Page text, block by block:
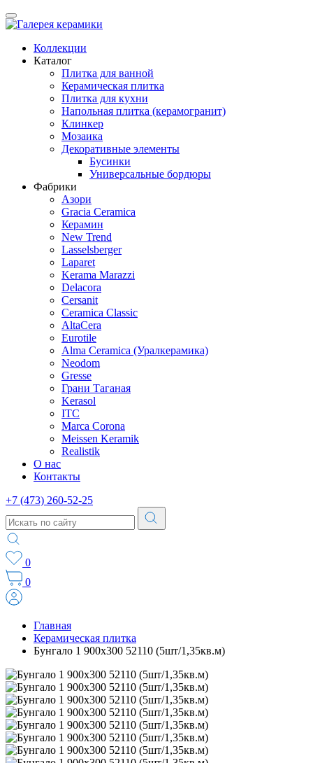
Коллекции
Каталог
Плитка для ванной
Керамическая плитка
Плитка для кухни
Напольная плитка (керамогранит)
Клинкер
Мозаика
Декоративные элементы
Бусинки
Универсальные бордюры
Фабрики
Азори
Gracia Ceramica
Керамин
New Trend
Lasselsberger
Laparet
Kerama Marazzi
Delacora
Cersanit
Ceramica Classic
AltaCera
Eurotile
Alma Ceramica (Уралкерамика)
Neodom
Gresse
Грани Таганая
Kerasol
ITC
Marca Corona
Meissen Keramik
Realistik
О нас
Контакты
+7 (473) 260-52-25
0
0
Главная
Керамическая плитка
Бунгало 1 900х300 52110 (5шт/1,35кв.м)